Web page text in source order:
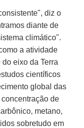
diz o
diante de
climático".
a atividade
eixo da Terra
científicos
global das
de
metano,
sobretudo em